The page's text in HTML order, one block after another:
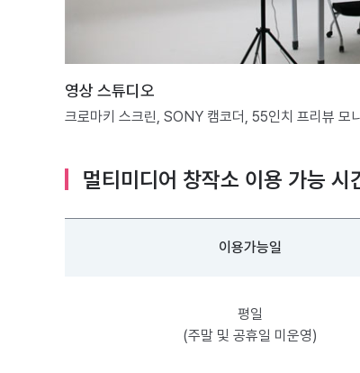
영상 스튜디오
크로마키 스크린, SONY 캠코더, 55인치 프리뷰 모
멀티미디어 창작소 이용 가능 시
이용가능일
평일
(주말 및 공휴일 미운영)